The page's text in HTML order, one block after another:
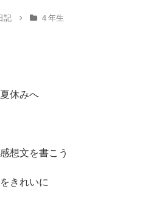
記 ４年生
休みへ
想文を書こう
きれいに